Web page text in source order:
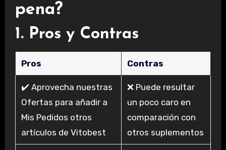
pena?
1. Pros y Contras
Pros Contras
✔️ Aprovecha nuestras
Ofertas para añadir a
Mis Pedidos otros
artículos de Vitobest
❌ Puede resultar
un poco caro en
comparación con
otros suplementos